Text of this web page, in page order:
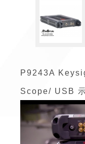
P9243A
Scope/ USB